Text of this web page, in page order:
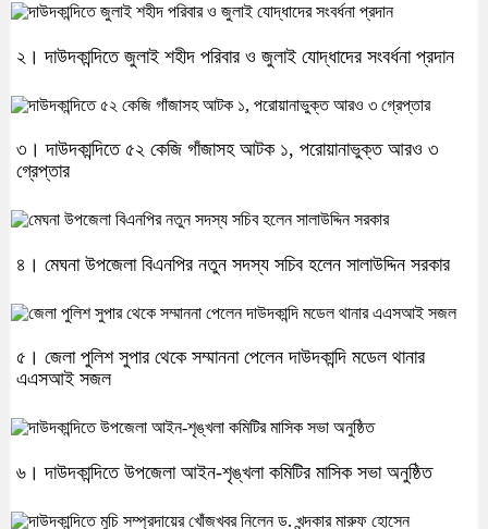
২। দাউদকান্দিতে জুলাই শহীদ পরিবার ও জুলাই যোদ্ধাদের সংবর্ধনা প্রদান
৩। দাউদকান্দিতে ৫২ কেজি গাঁজাসহ আটক ১, পরোয়ানাভুক্ত আরও ৩
গ্রেপ্তার
৪। মেঘনা উপজেলা বিএনপির নতুন সদস্য সচিব হলেন সালাউদ্দিন সরকার
৫। জেলা পুলিশ সুপার থেকে সম্মাননা পেলেন দাউদকান্দি মডেল থানার
এএসআই সজল
৬। দাউদকান্দিতে উপজেলা আইন-শৃঙ্খলা কমিটির মাসিক সভা অনুষ্ঠিত